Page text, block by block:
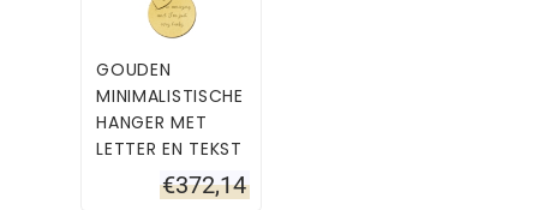
GOUDEN
MINIMALISTISCHE
HANGER MET
LETTER EN TEKST
€372,14